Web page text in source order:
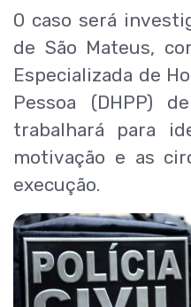
O caso será
de São Mateus,
Especializada de
Pessoa (DHPP)
trabalhará para
motivação e as
execução.